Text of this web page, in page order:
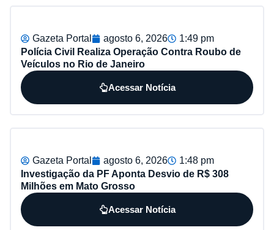
Gazeta Portal agosto 6, 2026
1:49 pm
Polícia Civil Realiza Operação Contra Roubo de
Veículos no Rio de Janeiro
Acessar Notícia
Gazeta Portal agosto 6, 2026
1:48 pm
Investigação da PF Aponta Desvio de R$ 308
Milhões em Mato Grosso
Acessar Notícia